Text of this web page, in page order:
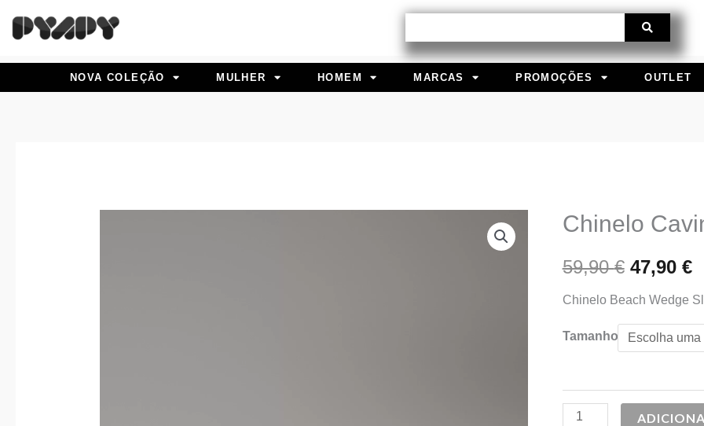
NOVA COLEÇÃO MULHER HOMEM MARCAS PROMOÇÕES OUTLET
Chinelo
59,90€
O
preço
original
era:
47,90 €
Chinelo Beach Wedge
Tamanho
Quantidade
Chinelo